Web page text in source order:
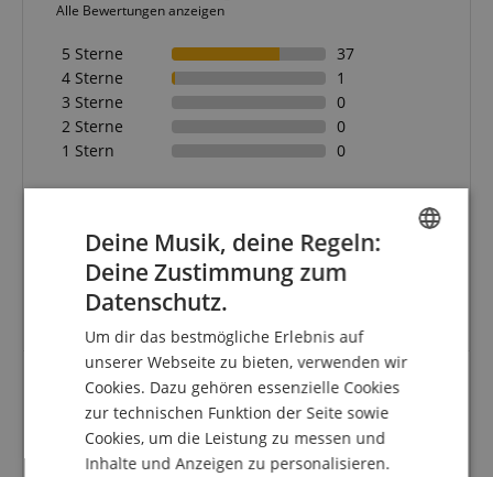
Alle Bewertungen anzeigen
5 Sterne
37
4 Sterne
1
3 Sterne
0
2 Sterne
0
1 Stern
0
Eine Überprüfung der Bewertungen hat wie folgt
Onlineshop angemeldet sind und das Produkt
tatsächlich bei uns erworben haben, können im
Kundenkonto eine Bewertung für den Artikel
abgeben.
sehr gutes Produkt zu einem guten Preis
Bewertung vonRalfvom 29.03.2024
verifizierter Kauf
FRENCH
SPANISH
Deine Musik, deine Regeln:
Deine Zustimmung zum
Datenschutz.
Um dir das bestmögliche Erlebnis auf
unserer Webseite zu bieten, verwenden wir
Cookies. Dazu gehören essenzielle Cookies
zur technischen Funktion der Seite sowie
Cookies, um die Leistung zu messen und
Inhalte und Anzeigen zu personalisieren.